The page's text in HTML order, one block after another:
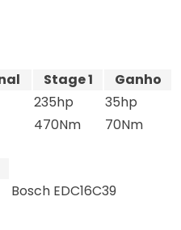
Stage 1
Ganho
235hp
35hp
470Nm 70Nm
Bosch EDC16C39